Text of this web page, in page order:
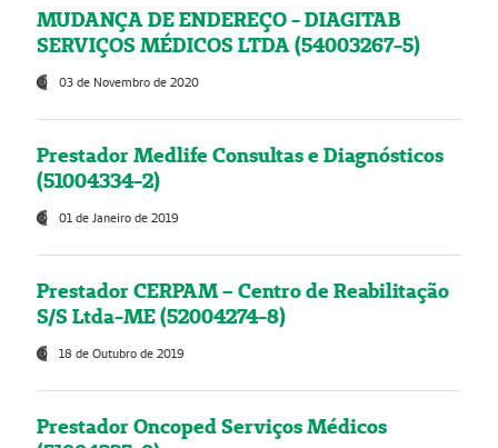
MUDANÇA DE ENDEREÇO - DIAGITAB
SERVIÇOS MÉDICOS LTDA (54003267-5)
03 de Novembro de 2020
Prestador Medlife Consultas e Diagnósticos
(51004334-2)
01 de Janeiro de 2019
Prestador CERPAM – Centro de Reabilitação
S/S Ltda-ME (52004274-8)
18 de Outubro de 2019
Prestador Oncoped Serviços Médicos